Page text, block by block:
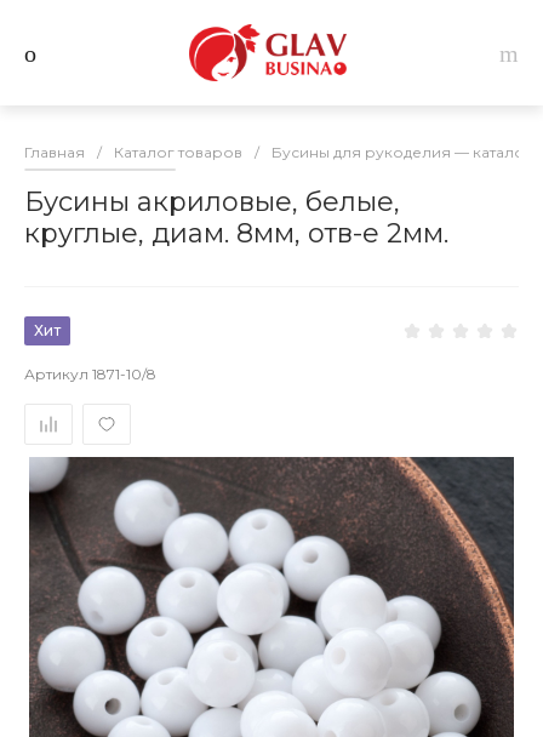
Главная / Каталог товаров / Бусины для рукоделия — каталог
Бусины акриловые, белые,
круглые, диам. 8мм, отв-е 2мм.
Хит
Артикул 1871-10/8